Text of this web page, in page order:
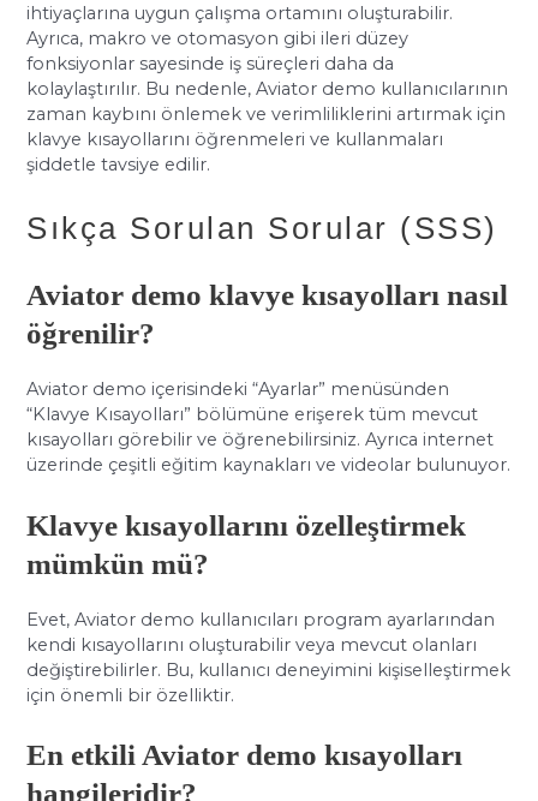
ihtiyaçlarına uygun çalışma ortamını oluşturabilir.
Ayrıca, makro ve otomasyon gibi ileri düzey
fonksiyonlar sayesinde iş süreçleri daha da
kolaylaştırılır. Bu nedenle, Aviator demo kullanıcılarının
zaman kaybını önlemek ve verimliliklerini artırmak için
klavye kısayollarını öğrenmeleri ve kullanmaları
şiddetle tavsiye edilir.
Sıkça Sorulan Sorular (SSS)
Aviator demo klavye kısayolları nasıl
öğrenilir?
Aviator demo içerisindeki “Ayarlar” menüsünden
“Klavye Kısayolları” bölümüne erişerek tüm mevcut
kısayolları görebilir ve öğrenebilirsiniz. Ayrıca internet
üzerinde çeşitli eğitim kaynakları ve videolar bulunuyor.
Klavye kısayollarını özelleştirmek
mümkün mü?
Evet, Aviator demo kullanıcıları program ayarlarından
kendi kısayollarını oluşturabilir veya mevcut olanları
değiştirebilirler. Bu, kullanıcı deneyimini kişiselleştirmek
için önemli bir özelliktir.
En etkili Aviator demo kısayolları
hangileridir?